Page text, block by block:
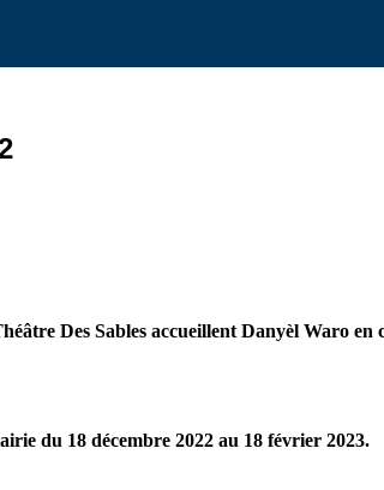
Des Sables accueillent Danyèl Waro
du 18 décembre 2022 au 18 février 2023.